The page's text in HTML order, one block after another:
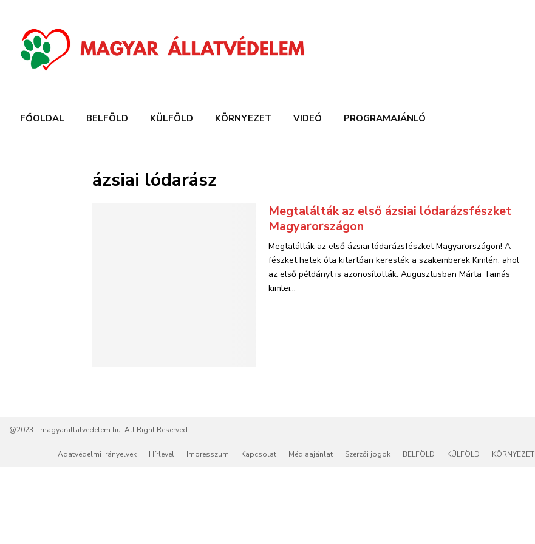
FŐOLDAL BELFÖLD KÜLFÖLD KÖRNYEZET VIDEÓ PROGRAMAJÁNLÓ
ázsiai lódarász
Megtalálták az első ázsiai lódarázsfészket
Magyarországon
Megtalálták az első ázsiai lódarázsfészket Magyarországon! A
fészket hetek óta kitartóan keresték a szakemberek Kimlén, ahol
az első példányt is azonosították. Augusztusban Márta Tamás
kimlei...
@2023 - magyarallatvedelem.hu. All Right Reserved.
Adatvédelmi irányelvek Hírlevél Impresszum Kapcsolat Médiaajánlat Szerzői jogok BELFÖLD KÜLFÖLD KÖRNYEZET